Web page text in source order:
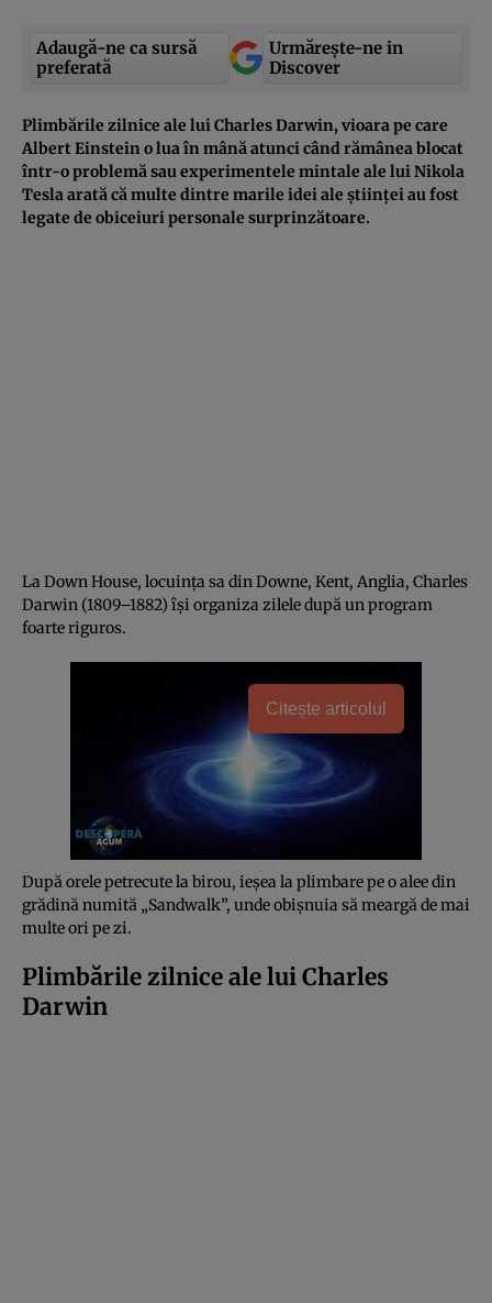
Adaugă-ne ca sursă
preferată
Urmărește-ne in
Discover
Plimbările zilnice ale lui Charles Darwin, vioara pe care
Albert Einstein o lua în mână atunci când rămânea blocat
într-o problemă sau experimentele mintale ale lui Nikola
Tesla arată că multe dintre marile idei ale științei au fost
legate de obiceiuri personale surprinzătoare.
La Down House, locuința sa din Downe, Kent, Anglia, Charles
Darwin (1809–1882) își organiza zilele după un program
foarte riguros.
Citește articolul
După orele petrecute la birou, ieșea la plimbare pe o alee din
grădină numită „Sandwalk”, unde obișnuia să meargă de mai
multe ori pe zi.
Plimbările zilnice ale lui Charles
Darwin